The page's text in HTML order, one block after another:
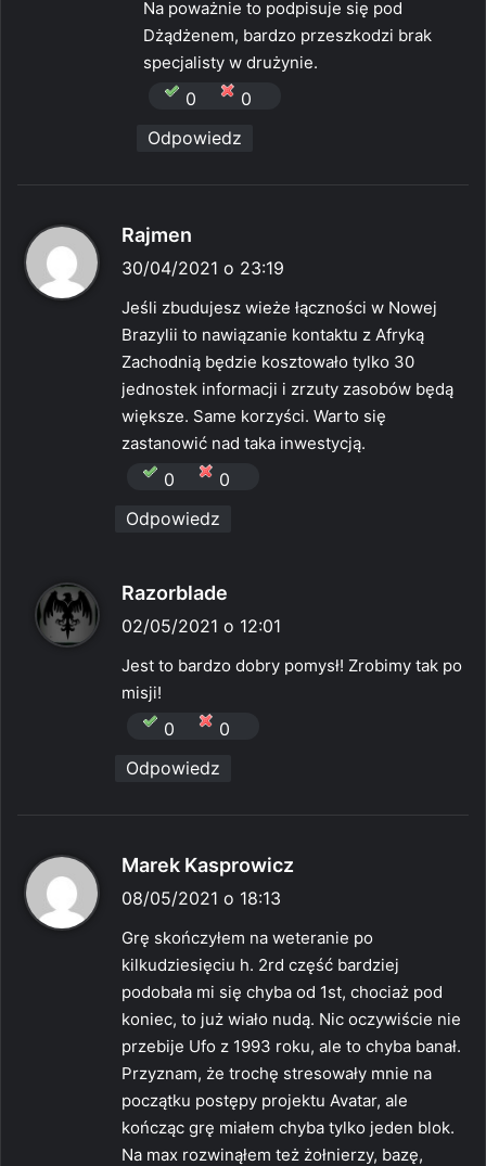
Na poważnie to podpisuje się pod
Dżądżenem, bardzo przeszkodzi brak
specjalisty w drużynie.
0
0
Odpowiedz
Rajmen
i
e
:
30/04/2021 o 23:19
Jeśli zbudujesz wieże łączności w Nowej
Brazylii to nawiązanie kontaktu z Afryką
Zachodnią będzie kosztowało tylko 30
jednostek informacji i zrzuty zasobów będą
większe. Same korzyści. Warto się
zastanowić nad taka inwestycją.
0
0
Odpowiedz
Razorblade
i
02/05/2021 o 12:01
Jest to bardzo dobry pomysł! Zrobimy tak po
misji!
0
0
Odpowiedz
Marek Kasprowicz
e
:
08/05/2021 o 18:13
Grę skończyłem na weteranie po
kilkudziesięciu h. 2rd część bardziej
podobała mi się chyba od 1st, chociaż pod
koniec, to już wiało nudą. Nic oczywiście nie
przebije Ufo z 1993 roku, ale to chyba banał.
Przyznam, że trochę stresowały mnie na
początku postępy projektu Avatar, ale
kończąc grę miałem chyba tylko jeden blok.
Na max rozwinąłem też żołnierzy, bazę,